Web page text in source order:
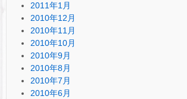
2011年1月
2010年12月
2010年11月
2010年10月
2010年9月
2010年8月
2010年7月
2010年6月